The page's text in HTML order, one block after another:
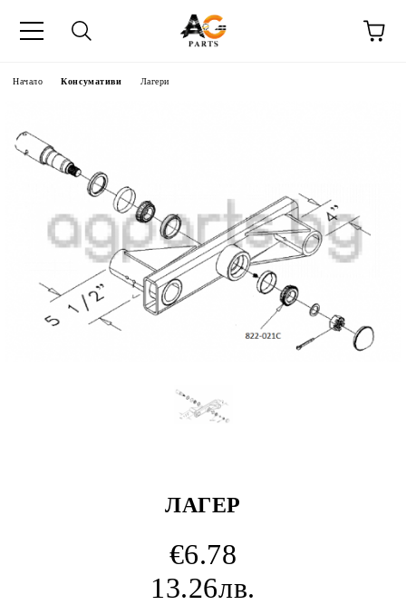
Начало Консумативи Лагери
ЛАГЕР
€6.78
13.26лв.